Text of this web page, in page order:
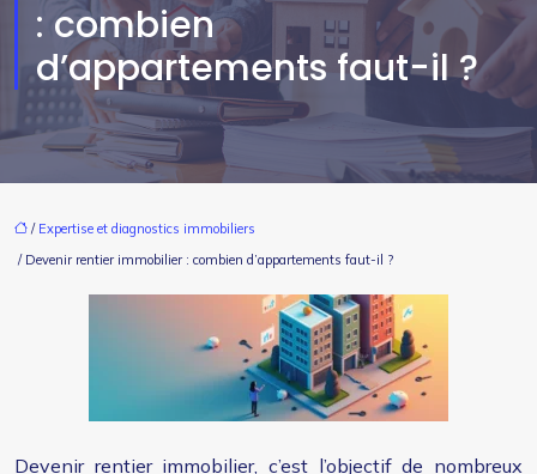
: combien
d’appartements faut-il ?
/ Expertise et diagnostics immobiliers
/ Devenir rentier immobilier : combien d’appartements faut-il ?
Devenir rentier immobilier, c’est l’objectif de nombreux